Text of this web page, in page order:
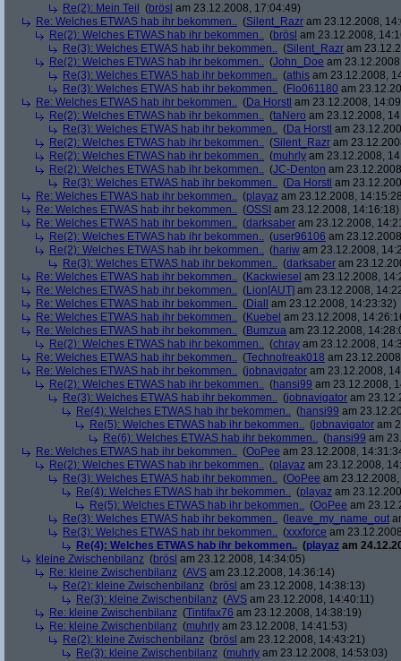
Re(2): Mein Teil
(brösl am 23.12.2008, 17:04:49)
Re: Welches ETWAS hab ihr bekommen.. (Silent_Razr am 23.12.2008,
Re(2): Welches ETWAS hab ihr bekommen.. (brösl am 23.12.2008,
Re(3): Welches ETWAS hab ihr bekommen.. (Silent_Razr am
Re(2): Welches ETWAS hab ihr bekommen.. (John_Doe am
Re(3): Welches ETWAS hab ihr bekommen.. (athis am 23.12.2008,
Re(3): Welches ETWAS hab ihr bekommen.. (Flo061180 am
Re: Welches ETWAS hab ihr bekommen.. (Da Horstl am 23.12.2008,
Re(2): Welches ETWAS hab ihr bekommen.. (taNero am 23.12.2008,
Re(3): Welches ETWAS hab ihr bekommen.. (Da Horstl am
Re(2): Welches ETWAS hab ihr bekommen.. (Silent_Razr am
Re(2): Welches ETWAS hab ihr bekommen.. (muhrly am 23.12.2008,
Re(2): Welches ETWAS hab ihr bekommen.. (JC-Denton am
Re(3): Welches ETWAS hab ihr bekommen.. (Da Horstl am
Re: Welches ETWAS hab ihr bekommen.. (playaz am 23.12.2008,
Re: Welches ETWAS hab ihr bekommen.. (OSSI am 23.12.2008, 14:16:18)
Re: Welches ETWAS hab ihr bekommen.. (darksaber am 23.12.2008,
Re(2): Welches ETWAS hab ihr bekommen.. (user96106 am
Re(2): Welches ETWAS hab ihr bekommen.. (hariw am 23.12.2008,
Re(3): Welches ETWAS hab ihr bekommen.. (darksaber am
Re: Welches ETWAS hab ihr bekommen.. (Kackwiesel am 23.12.2008,
Re: Welches ETWAS hab ihr bekommen.. (Lion[AUT] am 23.12.2008,
Re: Welches ETWAS hab ihr bekommen.. (Diall
am 23.12.2008, 14:23:32)
Re: Welches ETWAS hab ihr bekommen.. (Kuebel am 23.12.2008,
Re: Welches ETWAS hab ihr bekommen.. (Bumzua am 23.12.2008,
Re(2): Welches ETWAS hab ihr bekommen.. (chray am 23.12.2008,
Re: Welches ETWAS hab ihr bekommen.. (Technofreak018 am
Re: Welches ETWAS hab ihr bekommen.. (jobnavigator am 23.12.2008,
Re(2): Welches ETWAS hab ihr bekommen.. (hansi99 am 23.12.2008,
Re(3): Welches ETWAS hab ihr bekommen.. (jobnavigator am
Re(4): Welches ETWAS hab ihr bekommen.. (hansi99 am
Re(5): Welches ETWAS hab ihr bekommen.. (jobnavigator am
Re(6): Welches ETWAS hab ihr bekommen.. (hansi99 am
Re: Welches ETWAS hab ihr bekommen.. (OoPee am 23.12.2008,
Re(2): Welches ETWAS hab ihr bekommen.. (playaz am 23.12.2008,
Re(3): Welches ETWAS hab ihr bekommen.. (OoPee am
Re(4): Welches ETWAS hab ihr bekommen.. (playaz am
Re(5): Welches ETWAS hab ihr bekommen.. (OoPee am
Re(3): Welches ETWAS hab ihr bekommen.. ( leave_my_name_out
Re(3): Welches ETWAS hab ihr bekommen.. (xxxforce am
Re(4): Welches ETWAS hab ihr bekommen.. (playaz am
kleine Zwischenbilanz (brösl am 23.12.2008, 14:34:05)
Re: kleine Zwischenbilanz (AVS am 23.12.2008, 14:36:14)
Re(2): kleine Zwischenbilanz (brösl am 23.12.2008, 14:38:13)
Re(3): kleine Zwischenbilanz (AVS am 23.12.2008, 14:40:11)
Re: kleine Zwischenbilanz (Tintifax76 am 23.12.2008, 14:38:19)
Re: kleine Zwischenbilanz (muhrly am 23.12.2008, 14:41:53)
Re(2): kleine Zwischenbilanz (brösl am 23.12.2008, 14:43:21)
Re(3): kleine Zwischenbilanz (muhrly am 23.12.2008, 14:53:03)